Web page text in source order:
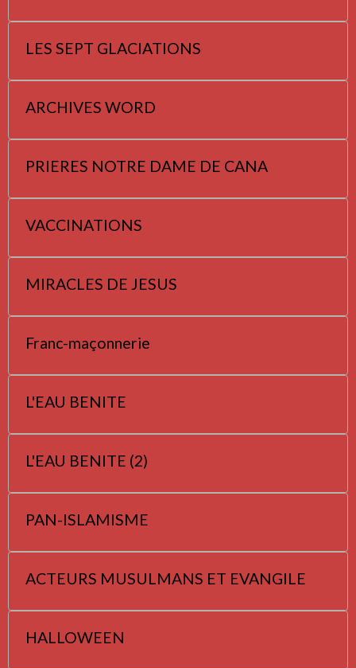
LES SEPT GLACIATIONS
ARCHIVES WORD
PRIERES NOTRE DAME DE CANA
VACCINATIONS
MIRACLES DE JESUS
Franc-maçonnerie
L'EAU BENITE
L'EAU BENITE (2)
PAN-ISLAMISME
ACTEURS MUSULMANS ET EVANGILE
HALLOWEEN